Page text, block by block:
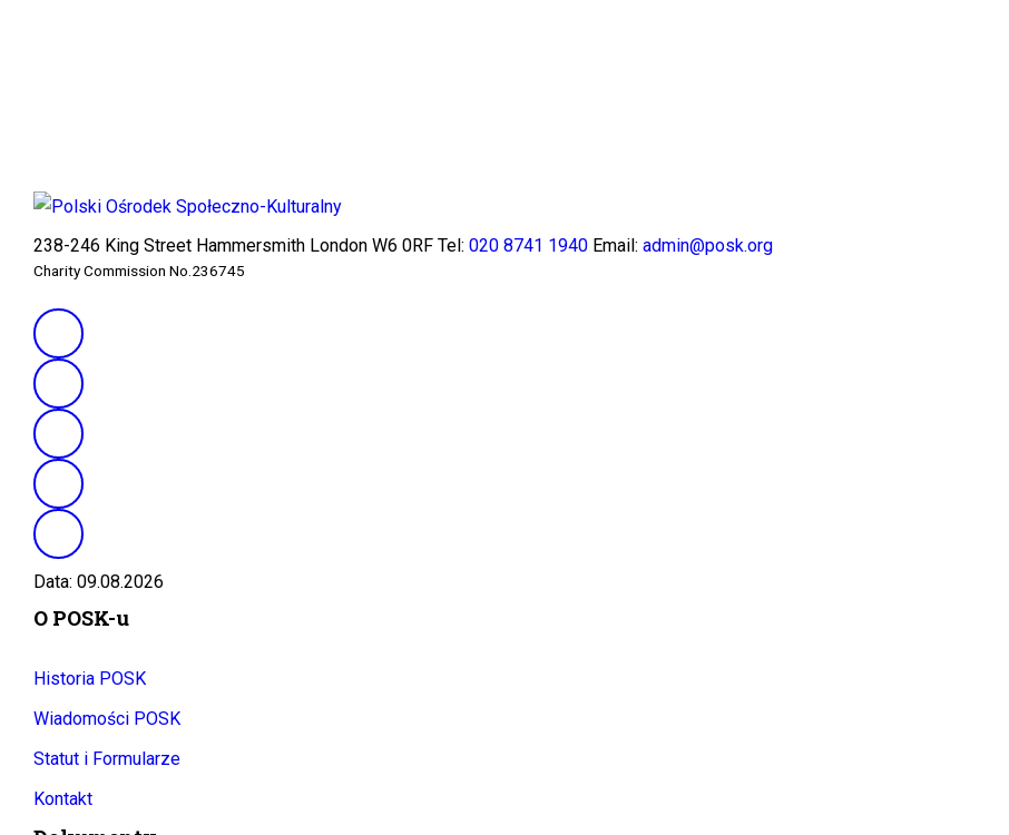
238-246 King Street Hammersmith London W6 0RF Tel: 020 8741 1940 Email: admin@posk.org
Charity Commission No.236745
Data: 09.08.2026
O POSK-u
Historia POSK
Wiadomości POSK
Statut i Formularze
Kontakt